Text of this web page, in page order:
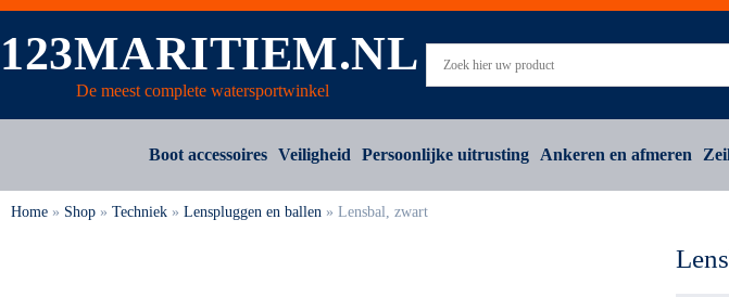
123MARITIEM.NL
De meest complete watersportwinkel
Boot accessoires Veiligheid Persoonlijke uitrusting Ankeren en afmeren
Home » Shop » Techniek » Lenspluggen en ballen » Lensbal, zwart